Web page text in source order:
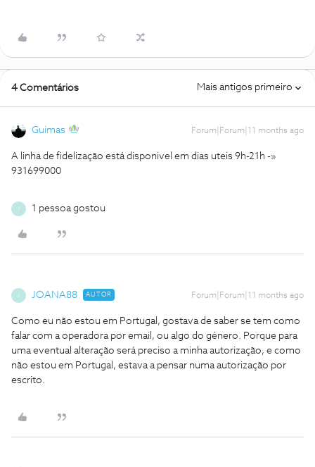
4 Comentários Mais antigos primeiro
Guimas Forum|Forum|11 months ago
A linha de fidelização está disponivel em dias uteis 9h-21h -»
931699000
1 pessoa gostou
JOANA88 AUTOR Forum|Forum|11 months ago
Como eu não estou em Portugal, gostava de saber se tem como
falar com a operadora por email, ou algo do género. Porque para
uma eventual alteração será preciso a minha autorização, e como
não estou em Portugal, estava a pensar numa autorização por
escrito.